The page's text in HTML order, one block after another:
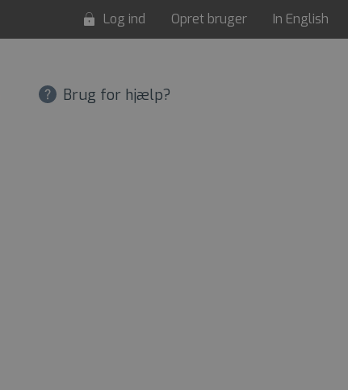
Log ind Opret bruger In English
Brug for hjælp?